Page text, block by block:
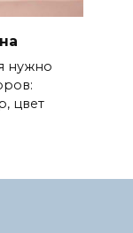
нужно
цвет